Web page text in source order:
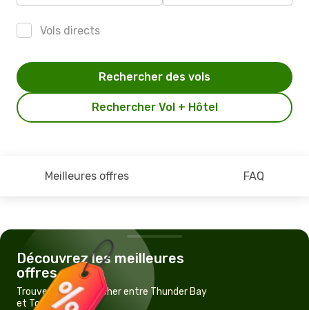
Vols directs
Rechercher Vol + Hôtel
Rechercher des vols
Meilleures offres FAQ
Découvrez les meilleures
offres
Trouvez un vol pas cher entre Thunder Bay
et Toronto